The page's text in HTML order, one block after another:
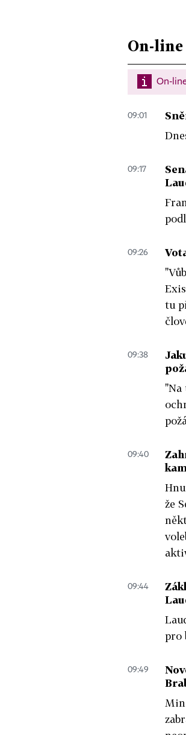
On-
On-
09:01
09:17
09:26
tu
09:38
"Na
09:40
že
09:44
pro
09:49